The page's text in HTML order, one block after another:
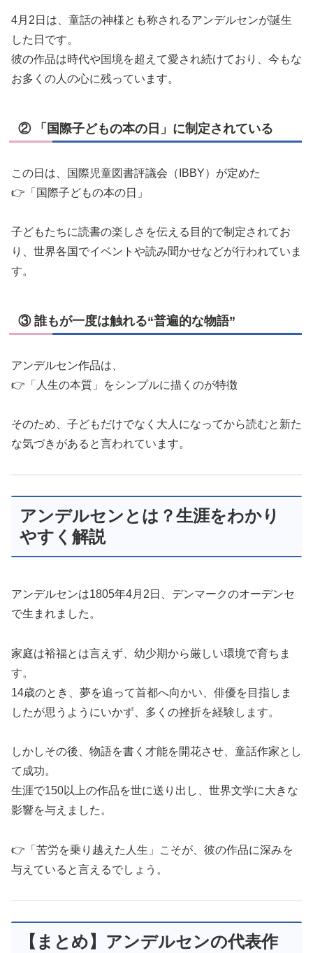
4月2日は、童話の神様とも称されるアンデルセンが誕生
した日です。
彼の作品は時代や国境を超えて愛され続けており、今もな
お多くの人の心に残っています。
② 「国際子どもの本の日」に制定されている
この日は、国際児童図書評議会（IBBY）が定めた
👉「国際子どもの本の日」
子どもたちに読書の楽しさを伝える目的で制定されてお
り、世界各国でイベントや読み聞かせなどが行われていま
す。
③ 誰もが一度は触れる“普遍的な物語”
アンデルセン作品は、
👉「人生の本質」をシンプルに描くのが特徴
そのため、子どもだけでなく大人になってから読むと新た
な気づきがあると言われています。
アンデルセンとは？生涯をわかり
やすく解説
アンデルセンは1805年4月2日、デンマークのオーデンセ
で生まれました。
家庭は裕福とは言えず、幼少期から厳しい環境で育ちま
す。
14歳のとき、夢を追って首都へ向かい、俳優を目指しま
したが思うようにいかず、多くの挫折を経験します。
しかしその後、物語を書く才能を開花させ、童話作家とし
て成功。
生涯で150以上の作品を世に送り出し、世界文学に大きな
影響を与えました。
👉「苦労を乗り越えた人生」こそが、彼の作品に深みを
与えていると言えるでしょう。
【まとめ】アンデルセンの代表作